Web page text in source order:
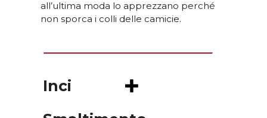
all’ultima moda lo apprezzano perché
non sporca i colli delle camicie.
Inci